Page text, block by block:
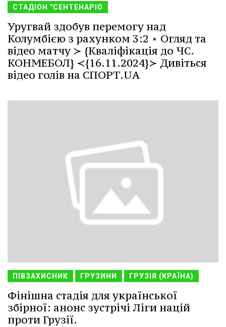
СТАДІОН "СЕНТЕНАРІО
Уругвай здобув перемогу над
Колумбією з рахунком 3:2 ⋆ Огляд та
відео матчу ≻ {Кваліфікація до ЧС.
КОНМЕБОЛ} ≺{16.11.2024}≻ Дивіться
відео голів на СПОРТ.UA
ПІВЗАХИСНИК ГРУЗИНИ ГРУЗІЯ (КРАЇНА)
Фінішна стадія для української
збірної: анонс зустрічі Ліги націй
проти Грузії.